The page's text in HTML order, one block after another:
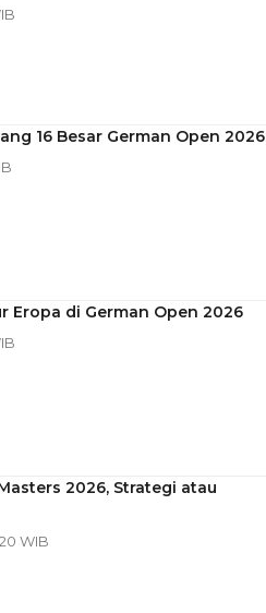
16 Besar German Open 2026
Eropa di German Open 2026
2026, Strategi atau
WIB